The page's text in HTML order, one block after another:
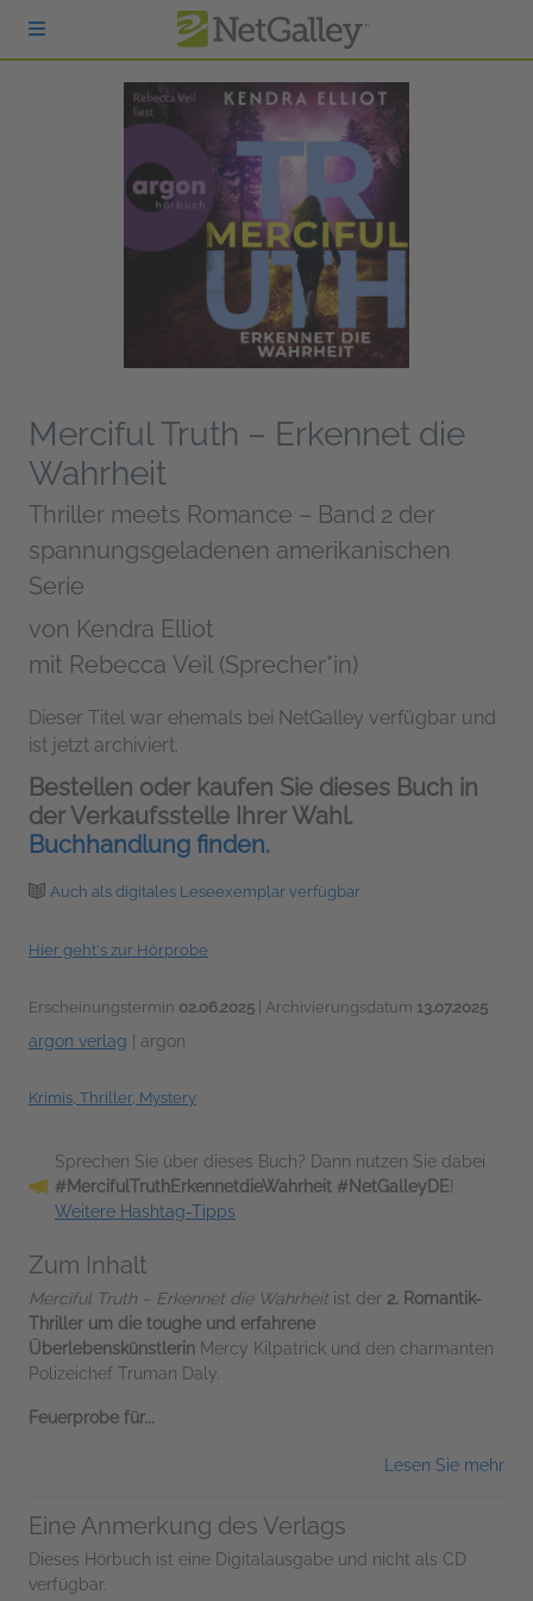
zum Hauptinhalt springen
Merciful Truth – Erkennet die
Wahrheit
Thriller meets Romance – Band 2 der
spannungsgeladenen amerikanischen
Serie
von Kendra Elliot
mit Rebecca Veil (Sprecher*in)
Dieser Titel war ehemals bei NetGalley verfügbar und
ist jetzt archiviert.
Bestellen oder kaufen Sie dieses Buch in
der Verkaufsstelle Ihrer Wahl.
Buchhandlung finden.
Auch als digitales Leseexemplar verfügbar
Hier geht's zur Hörprobe
Erscheinungstermin 02.06.2025 | Archivierungsdatum 13.07.2025
argon verlag argon
Krimis, Thriller, Mystery
Sprechen Sie über dieses Buch? Dann nutzen Sie dabei
#MercifulTruthErkennetdieWahrheit #NetGalleyDE!
Weitere Hashtag-Tipps
Zum Inhalt
Merciful Truth – Erkennet die Wahrheit ist der 2. Romantik-
Thriller um die toughe und erfahrene
Überlebenskünstlerin Mercy Kilpatrick und den charmanten
Polizeichef Truman Daly.
Feuerprobe für...
Lesen Sie mehr
Eine Anmerkung des Verlags
Dieses Hörbuch ist eine Digitalausgabe und nicht als CD
verfügbar.